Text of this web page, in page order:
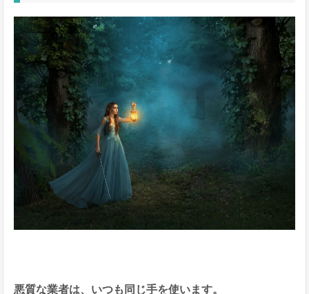
悪質な業者は、いつも同じ手を使います。